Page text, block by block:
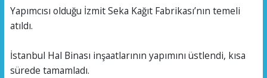
Yapımcısı olduğu İzmit Seka Kağıt Fabrikası’nın temeli
atıldı.
İstanbul Hal Binası inşaatlarının yapımını üstlendi, kısa
sürede tamamladı.